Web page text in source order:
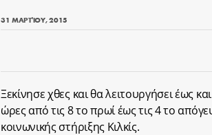
31 ΜΑΡΤΊΟΥ, 2015
Ξεκίνησε χθες και θα λειτουργήσει έως
ώρες από τις 8 το πρωί έως τις 4 το
κοινωνικής στήριξης Κιλκίς.